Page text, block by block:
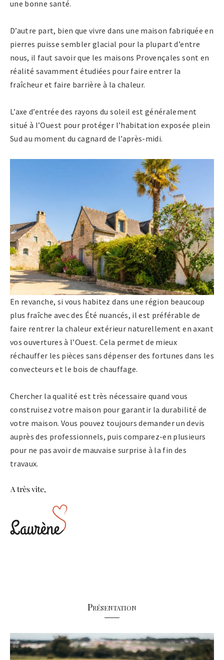
une bonne santé.
D’autre part, bien que vivre dans une maison fabriquée en
pierres puisse sembler glacial pour la plupart d’entre
nous, il faut savoir que les maisons Provençales sont en
réalité savamment étudiées pour faire entrer la
fraîcheur et faire barrière à la chaleur.
L’axe d’entrée des rayons du soleil est généralement
situé à l’Ouest pour protéger l’habitation exposée plein
Sud au moment du cagnard de l’après-midi.
En revanche, si vous habitez dans une région beaucoup
plus fraîche avec des Été nuancés, il est préférable de
faire rentrer la chaleur extérieur naturellement en axant
vos ouvertures à l’Ouest. Cela permet de mieux
réchauffer les pièces sans dépenser des fortunes dans les
convecteurs et le bois de chauffage.
Chercher la qualité est très nécessaire quand vous
construisez votre maison pour garantir la durabilité de
votre maison. Vous pouvez toujours demander un devis
auprès des professionnels, puis comparez-en plusieurs
pour ne pas avoir de mauvaise surprise à la fin des
travaux.
Présentation